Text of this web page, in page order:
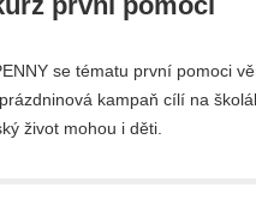
se tématu první pomoci
kampaň cílí na
život mohou i děti.